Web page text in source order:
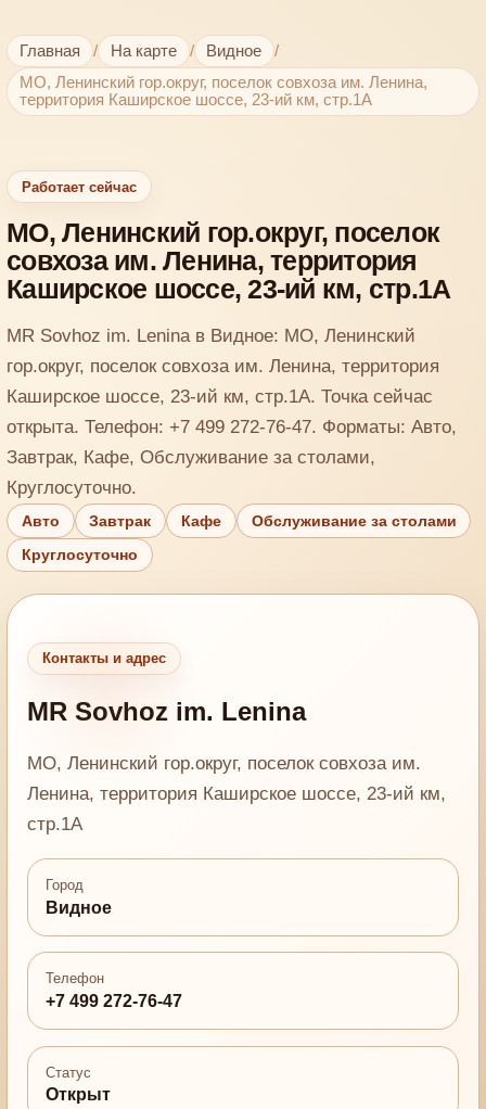
Главная / На карте / Видное
/
МО, Ленинский гор.округ, поселок совхоза им. Ленина,
территория Каширское шоссе, 23-ий км, стр.1А
Работает сейчас
МО, Ленинский гор.округ, поселок
совхоза им. Ленина, территория
Каширское шоссе, 23-ий км, стр.1А
MR Sovhoz im. Lenina в Видное: МО, Ленинский
гор.округ, поселок совхоза им. Ленина, территория
Каширское шоссе, 23-ий км, стр.1А. Точка сейчас
открыта. Телефон: +7 499 272-76-47. Форматы: Авто,
Завтрак, Кафе, Обслуживание за столами,
Круглосуточно.
Авто Завтрак Кафе Обслуживание за столами
Круглосуточно
Контакты и адрес
MR Sovhoz im. Lenina
МО, Ленинский гор.округ, поселок совхоза им.
Ленина, территория Каширское шоссе, 23-ий км,
стр.1А
Город
Видное
Телефон
+7 499 272-76-47
Статус
Открыт